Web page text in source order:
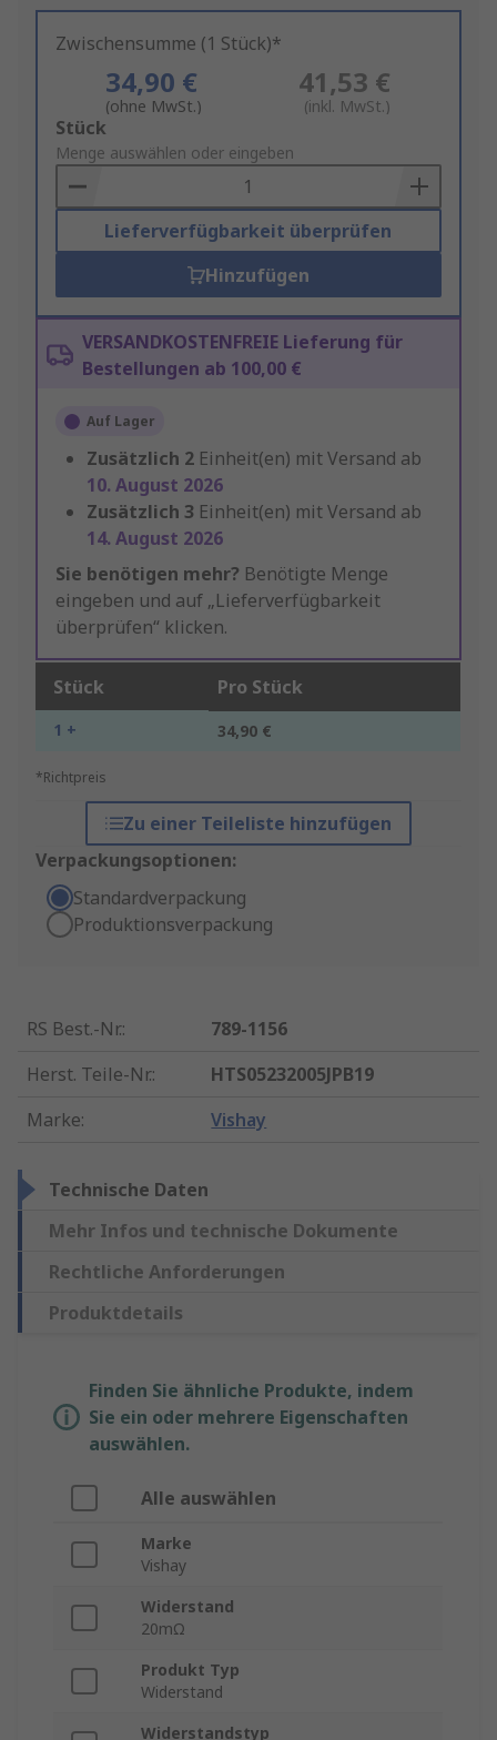
Zwischensumme (1 Stück)*
34,90 €
(ohne MwSt.)
41,53 €
(inkl. MwSt.)
Add
to
Basket
Stück
Menge auswählen oder eingeben
Lieferverfügbarkeit überprüfen
Hinzufügen
VERSANDKOSTENFREIE Lieferung für
Bestellungen ab 100,00 €
Auf Lager
Zusätzlich 2 Einheit(en) mit Versand ab
10. August 2026
Zusätzlich 3 Einheit(en) mit Versand ab
14. August 2026
Sie benötigen mehr? Benötigte Menge
eingeben und auf „Lieferverfügbarkeit
überprüfen“ klicken.
Stück Pro Stück
1 + 34,90 €
*Richtpreis
Zu einer Teileliste hinzufügen
Verpackungsoptionen:
Standardverpackung
Produktionsverpackung
RS Best.-Nr.:
789-1156
Herst. Teile-Nr.:
HTS05232005JPB19
Marke: Vishay
Technische Daten
Mehr Infos und technische Dokumente
Rechtliche Anforderungen
Produktdetails
Finden Sie ähnliche Produkte, indem
Sie ein oder mehrere Eigenschaften
auswählen.
Alle auswählen
Marke
Vishay
Widerstand
20mΩ
Produkt Typ
Widerstand
Widerstandstyp